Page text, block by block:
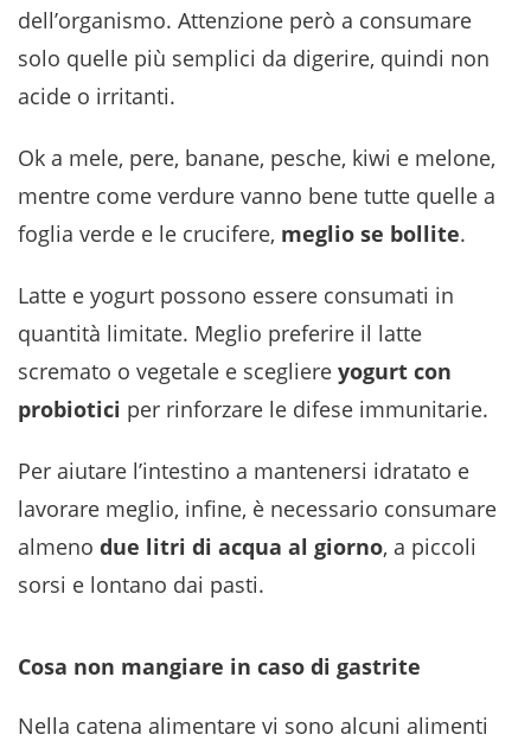
dell’organismo. Attenzione però a consumare
solo quelle più semplici da digerire, quindi non
acide o irritanti.
Ok a mele, pere, banane, pesche, kiwi e melone,
mentre come verdure vanno bene tutte quelle a
foglia verde e le crucifere, meglio se bollite.
Latte e yogurt possono essere consumati in
quantità limitate. Meglio preferire il latte
scremato o vegetale e scegliere yogurt con
probiotici per rinforzare le difese immunitarie.
Per aiutare l’intestino a mantenersi idratato e
lavorare meglio, infine, è necessario consumare
almeno due litri di acqua al giorno, a piccoli
sorsi e lontano dai pasti.
Cosa non mangiare in caso di gastrite
Nella catena alimentare vi sono alcuni alimenti